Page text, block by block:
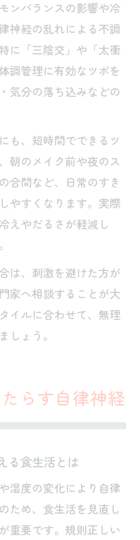
ンバランスの影響や冷
神経の乱れによる不調
に「三陰交」や「太衝
調管理に有効なツボを
気分の落ち込みなどの
も、短時間でできるツ
朝のメイク前や夜のス
合間など、日常のすき
やすくなります。実際
えやだるさが軽減し
は、刺激を避けた方が
家へ相談することが大
イルに合わせて、無理
しょう。
らす自律神経
る食生活とは
湿度の変化により自律
ため、食生活を見直し
重要です。規則正しい